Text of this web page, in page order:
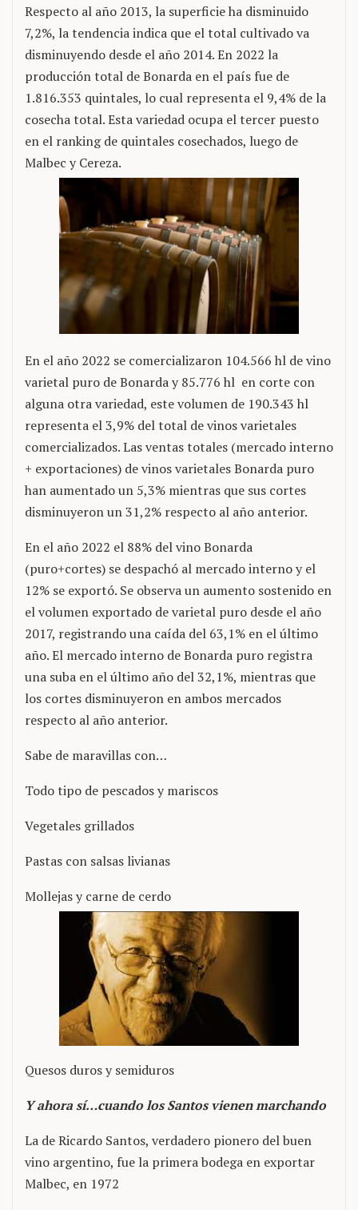
Respecto al año 2013, la superficie ha disminuido
7,2%, la tendencia indica que el total cultivado va
disminuyendo desde el año 2014. En 2022 la
producción total de Bonarda en el país fue de
1.816.353 quintales, lo cual representa el 9,4% de la
cosecha total. Esta variedad ocupa el tercer puesto
en el ranking de quintales cosechados, luego de
Malbec y Cereza.
En el año 2022 se comercializaron 104.566 hl de vino
varietal puro de Bonarda y 85.776 hl en corte con
alguna otra variedad, este volumen de 190.343 hl
representa el 3,9% del total de vinos varietales
comercializados. Las ventas totales (mercado interno
+ exportaciones) de vinos varietales Bonarda puro
han aumentado un 5,3% mientras que sus cortes
disminuyeron un 31,2% respecto al año anterior.
En el año 2022 el 88% del vino Bonarda
(puro+cortes) se despachó al mercado interno y el
12% se exportó. Se observa un aumento sostenido en
el volumen exportado de varietal puro desde el año
2017, registrando una caída del 63,1% en el último
año. El mercado interno de Bonarda puro registra
una suba en el último año del 32,1%, mientras que
los cortes disminuyeron en ambos mercados
respecto al año anterior.
Sabe de maravillas con…
Todo tipo de pescados y mariscos
Vegetales grillados
Pastas con salsas livianas
Mollejas y carne de cerdo
Quesos duros y semiduros
Y ahora sí…cuando los Santos vienen marchando
La de Ricardo Santos, verdadero pionero del buen
vino argentino, fue la primera bodega en exportar
Malbec, en 1972